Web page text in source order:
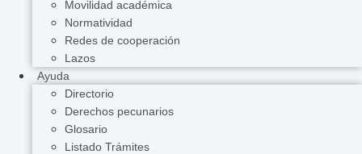
Movilidad académica
Normatividad
Redes de cooperación
Lazos
Ayuda
Directorio
Derechos pecunarios
Glosario
Listado Trámites